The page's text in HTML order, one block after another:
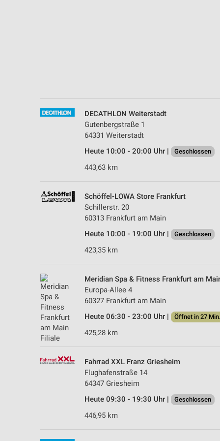
DECATHLON Weiterstadt
Gutenbergstraße 1
64331 Weiterstadt
Heute 10:00 - 20:00 Uhr |
Geschlossen
443,63 km
Schöffel-LOWA Store Frankfurt
Schillerstr. 20
60313 Frankfurt am Main
Heute 10:00 - 19:00 Uhr |
Geschlossen
423,35 km
Meridian Spa & Fitness Frankfurt am
Europa-Allee 4
60327 Frankfurt am Main
Heute 06:30 - 23:00 Uhr |
Öffnet in 27 Min.
425,28 km
Fahrrad XXL Franz Griesheim
Flughafenstraße 14
64347 Griesheim
Heute 09:30 - 19:30 Uhr |
Geschlossen
446,95 km
Verwendung genauer Standortdaten
Geräte anhand von aktiv angeforderten Informationen
Funktional